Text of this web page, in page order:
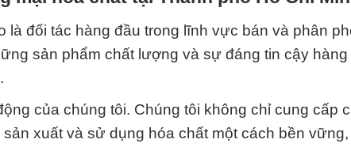
đối tác hàng đầu trong lĩnh vực bán và phân
sản phẩm chất lượng và sự đáng tin cậy
của chúng tôi. Chúng tôi không chỉ cung cấp
xuất và sử dụng hóa chất một cách bền